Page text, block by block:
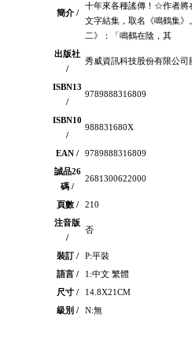
簡介 /
十年來各種謠傳！☆作者將
文字結集，取名《鳴鶴集
二》：「鳴鶴在陰，其
出版社
/
秀威資訊科技股份有限公司
ISBN13
/
9789888316809
ISBN10
/
988831680X
EAN /
9789888316809
誠品26
碼 /
2681300622000
頁數 /
210
注音版
/
否
裝訂 /
P:平裝
語言 /
1:中文 繁體
尺寸 /
14.8X21CM
級別 /
N:無